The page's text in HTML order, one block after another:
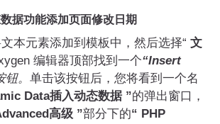
据功能添加页面修改日期
元素添加到模板中，然后选择“ 文
编辑器顶部找到一个“Insert
钮。 单击该按钮后，您将看到一个名
Data插入动态数据 ”的弹出窗口，
高级 ”部分下的“ PHP